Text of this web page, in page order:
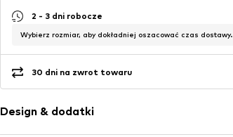
2 - 3 dni robocze
Wybierz rozmiar, aby dokładniej oszacować czas dostawy.
30 dni na zwrot towaru
Design & dodatki